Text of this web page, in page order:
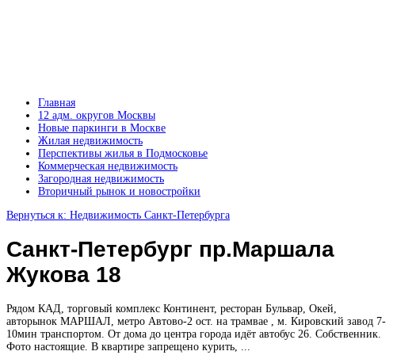
Главная
12 адм. округов Москвы
Новые паркинги в Москве
Жилая недвижимость
Перспективы жилья в Подмосковье
Коммерческая недвижимость
Загородная недвижимость
Вторичный рынок и новостройки
Вернуться к: Недвижимость Санкт-Петербурга
Санкт-Петербург пр.Маршала
Жукова 18
Рядом КАД, торговый комплeкс Континент, ресторан Бульвар, Окей,
авторынок МАРШАЛ, метро Автово-2 ост. на трамвае , м. Кировский завод 7-
10мин транспортом. От дома до центра города идёт автобус 26. Собственник.
Фото настоящие. В квартире запрещено курить, ...